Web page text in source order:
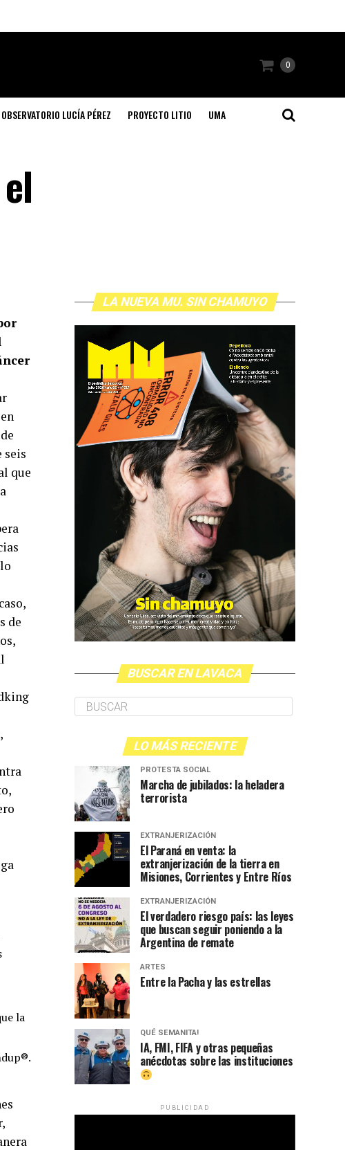
0
OBSERVATORIO LUCÍA PÉREZ PROYECTO LITIO UMA
seis
que
de
la
LA NUEVA MU. SIN CHAMUYO
BUSCAR EN LAVACA
LO MÁS RECIENTE
PROTESTA SOCIAL
Marcha de jubilados: la heladera
terrorista
EXTRANJERIZACIÓN
El Paraná en venta: la
extranjerización de la tierra en
Misiones, Corrientes y Entre Ríos
EXTRANJERIZACIÓN
El verdadero riesgo país: las leyes
que buscan seguir poniendo a la
Argentina de remate
ARTES
Entre la Pacha y las estrellas
QUÉ SEMANITA!
IA, FMI, FIFA y otras pequeñas
anécdotas sobre las instituciones
PUBLICIDAD